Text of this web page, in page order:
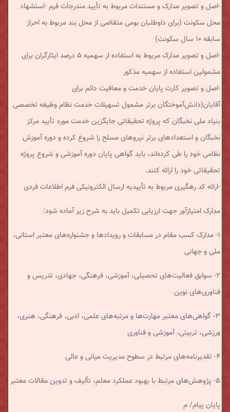
-اصل و تصویر مدارک و مستندات مربوط به تأیید مندرجات فرم -استشهاد
محل سکونت (برای داوطلبان بومی متقاضی از محل بند مربوط به احراز
سابقه ۱۰ سال سکونت)
-اصل و تصویر مدارک مربوط به استفاده از سهمیه ۵ درصد ایثارگران برای
مشمولین استفاده از سهمیه مذکور
-اصل و تصویر کارت پایان خدمت و معافیت دائم برای
آقایان(دانش‌آموختگان برتر مشمول تسهیلات خدمت نظام وظیفه تخصصی
بنیاد ملی نخبگان که پروژه تحقیقاتی جایگزین خدمت مورد تأیید مرکز
نخبگان و استعدادهای برتر نیروهای مسلح را شروع کرده و دوره آموزش
نظامی خود را طی کرده‌اند، باید گواهی پایان دوره آموزشی و شروع پروژه
تحقیقاتی خود را ارائه کنند.
-ارائه کد رهگیری مربوط به تأییدیه ارسال الکترونیکی فرم اطلاعات فردی
مدارک امتیازآور جهت ارزیابی تکمیل باید به شرح زیر آماده شود:
۱- مدارک کسب مقام در مسابقات و رویدادها و جشنواره‌های معتبر استانی،
ملی و جهانی
۲- سوابق فعالیت‌های تحصیلی، آموزشی، فرهنگی، جهادی، تدریس و
فناوری‌های نوین
۳- گواهی‌های معتبر مهارت‌ها و مرتبه‌های علمی، ادبی، فرهنگی، هنری،
ورزشی، تربیتی، آموزشی و فناوری
۴- تقدیرنامه‌های مرتبط در سطوح مدیریت میانی و عالی
۵- پژوهش‌های مرتبط با بهبود عملکرد معلم، تألیف و تدوین مقالات معتبر
پایان پیام/ م